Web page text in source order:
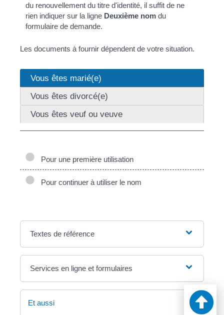
du renouvellement du titre d'identité, il suffit de ne
rien indiquer sur la ligne Deuxième nom du
formulaire de demande.
Les documents à fournir dépendent de votre situation.
Vous êtes marié(e)
Vous êtes divorcé(e)
Vous êtes veuf ou veuve
Pour une première utilisation
Pour continuer à utiliser le nom
Textes de référence
Services en ligne et formulaires
Et aussi